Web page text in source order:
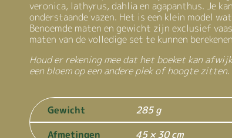
veronica, lathyrus, dahlia en agapanthus. Je
onderstaande vazen. Het is een klein model
Benoemde maten en gewicht zijn exclusief
maten van de volledige set te kunnen
Houd er rekening mee dat het boeket kan
een bloem op een andere plek of hoogte zitten.
Gewicht
285 g
Afmetingen
45 × 30 cm